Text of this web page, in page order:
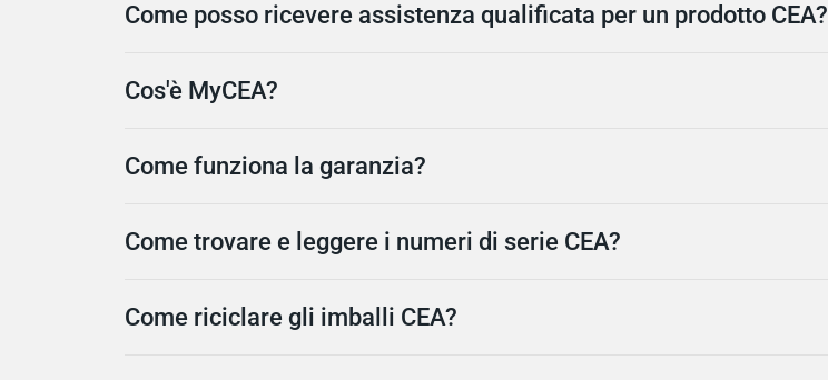
Come posso ricevere assistenza qualificata per un prodotto CEA?
Cos'è MyCEA?
Come funziona la garanzia?
Come trovare e leggere i numeri di serie CEA?
Come riciclare gli imballi CEA?